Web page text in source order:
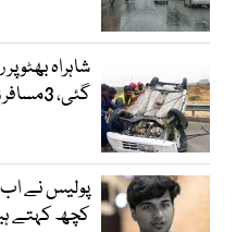
شاہراہ بھٹو
گئی، 3مسافر زخمی
پولیس نے اب
کچھ کہتے